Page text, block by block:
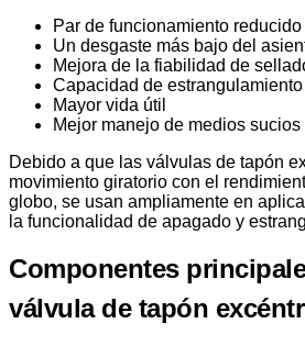
Par de funcionamiento reducido
Un desgaste más bajo del
Mejora de la fiabilidad de
Capacidad de
Mayor vida útil
Mejor manejo de medios
Debido a que las válvulas de tapón
movimiento giratorio con el
globo, se usan ampliamente en
la funcionalidad de apagado y
Componentes
válvula de tapón